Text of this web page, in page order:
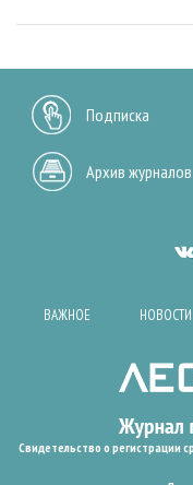
Подписка
Архив журналов
ВАЖНОЕ НОВОСТИ
Свидетельство о